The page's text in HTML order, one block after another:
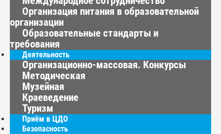
Организация питания в образовательной
организации
Образовательные стандарты и
требования
Деятельность
Организационно-массовая. Конкурсы
Методическая
Музейная
Краеведение
Туризм
Приём в ЦДО
Безопасность